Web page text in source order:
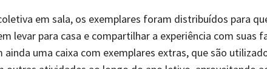
em sala, os exemplares foram distribuídos para
levar para casa e compartilhar a experiência com suas
ainda uma caixa com exemplares extras, que são